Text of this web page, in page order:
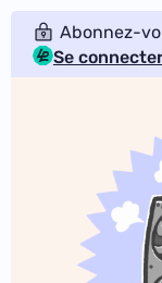
Abonnez-
Se